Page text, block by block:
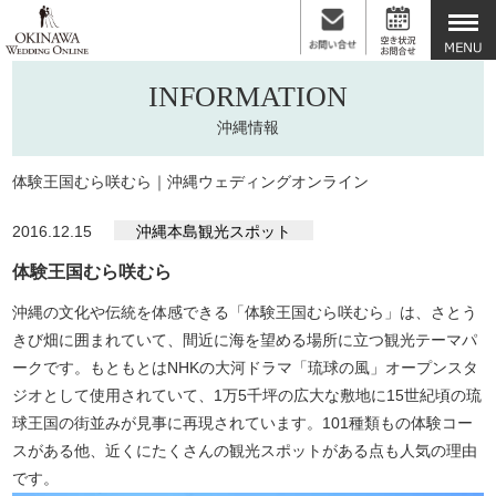
INFORMATION
沖縄情報
体験王国むら咲むら｜沖縄ウェディングオンライン
2016.12.15 沖縄本島観光スポット
体験王国むら咲むら
沖縄の文化や伝統を体感できる「体験王国むら咲むら」は、さとう
きび畑に囲まれていて、間近に海を望める場所に立つ観光テーマパ
ークです。もともとはNHKの大河ドラマ「琉球の風」オープンスタ
ジオとして使用されていて、1万5千坪の広大な敷地に15世紀頃の琉
球王国の街並みが見事に再現されています。101種類もの体験コー
スがある他、近くにたくさんの観光スポットがある点も人気の理由
です。